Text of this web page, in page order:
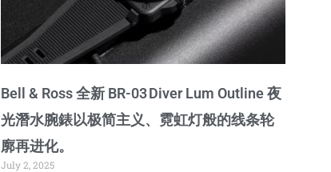
Bell & Ross 全新 BR-03 Diver Lum Outline 夜
光潛水腕錶以极简主义、霓虹灯般的线条轮
廓再进化。
July 2, 2025